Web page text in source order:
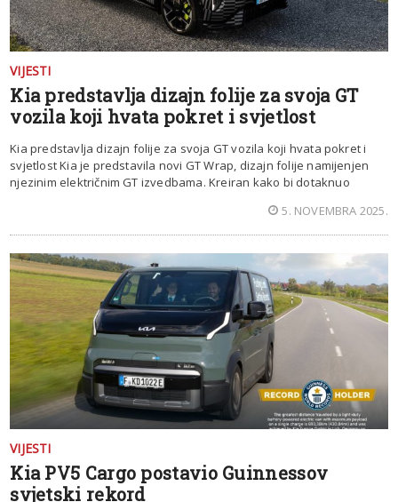
VIJESTI
Kia predstavlja dizajn folije za svoja GT
vozila koji hvata pokret i svjetlost
Kia predstavlja dizajn folije za svoja GT vozila koji hvata pokret i
svjetlost Kia je predstavila novi GT Wrap, dizajn folije namijenjen
njezinim električnim GT izvedbama. Kreiran kako bi dotaknuo
5. NOVEMBRA 2025.
VIJESTI
Kia PV5 Cargo postavio Guinnessov
svjetski rekord